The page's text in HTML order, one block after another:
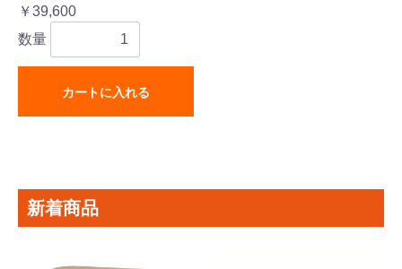
￥39,600
数量
カートに入れる
新着商品